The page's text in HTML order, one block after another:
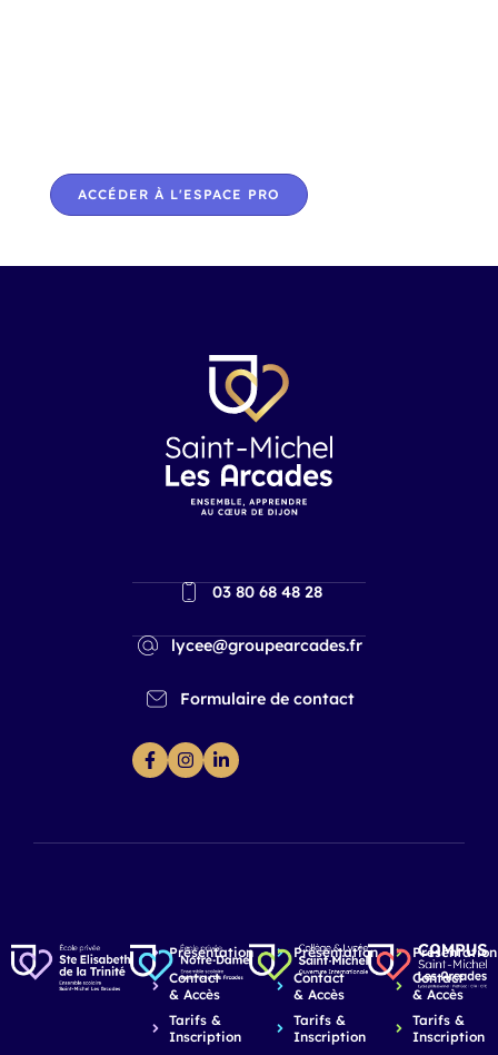
ACCÉDER À L'ESPACE PRO
03 80 68 48 28
lycee@groupearcades.fr
Formulaire de contact
Présentation
Contact
& Accès
Tarifs &
Inscription
Présentation
Contact
& Accès
Tarifs &
Inscription
Présentation
Contact
& Accès
Tarifs &
Inscription